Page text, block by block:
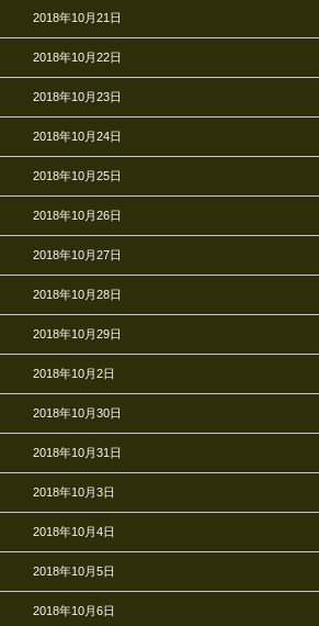
2018年10月21日
2018年10月22日
2018年10月23日
2018年10月24日
2018年10月25日
2018年10月26日
2018年10月27日
2018年10月28日
2018年10月29日
2018年10月2日
2018年10月30日
2018年10月31日
2018年10月3日
2018年10月4日
2018年10月5日
2018年10月6日